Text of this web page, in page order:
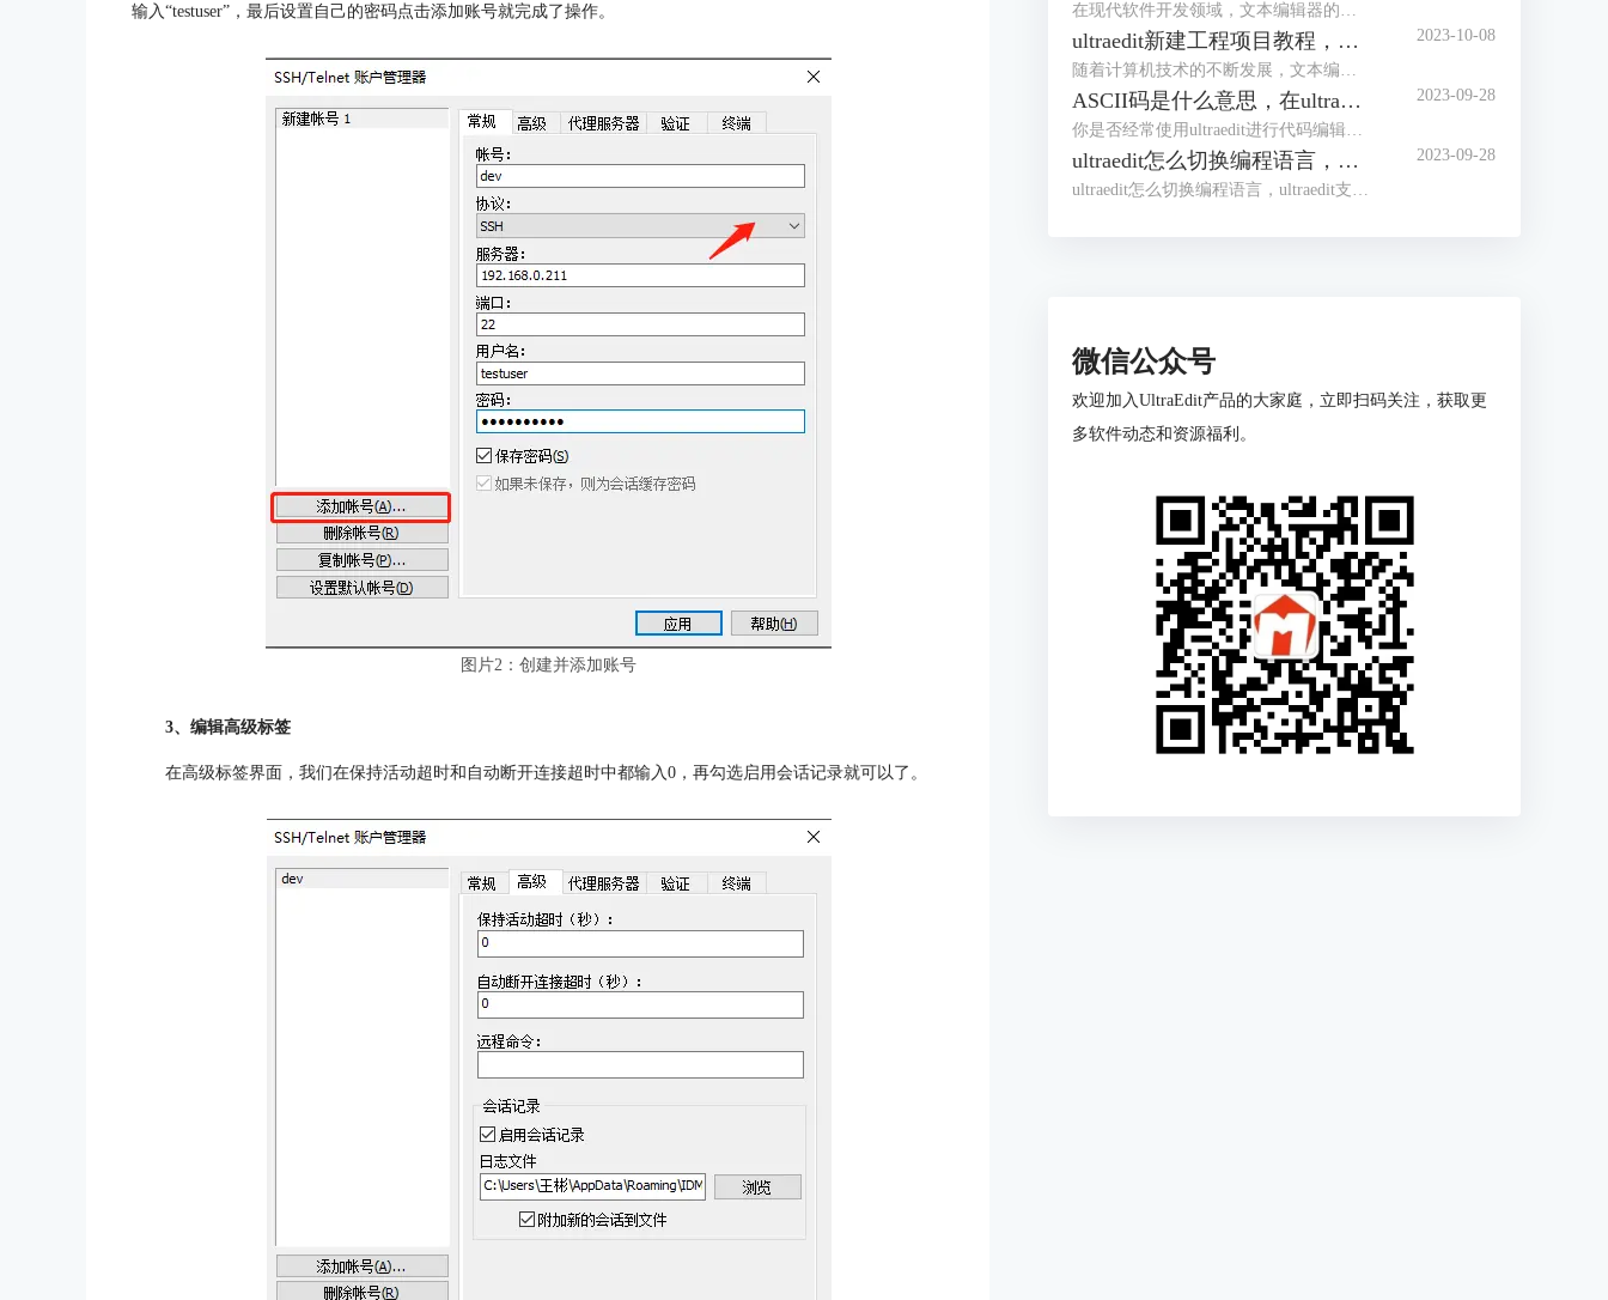
输入“testuser”，最后设置自己的密码点击添加账号就完成了操作。
图片2：创建并添加账号
3、编辑高级标签
在高级标签界面，我们在保持活动超时和自动断开连接超时中都输入0，再勾选启用会话记录就可以了。
在现代软件开发领域，文本编辑器的选择对于程序员来说至关重要。UltraEdit（UE）作为一款功能强大的文本编辑器，提供了丰富的功能，其中包括语法高亮。本文将深入研究如何在UltraEdit中实现Perl关键词的高亮显示，以及如何设置Python语法高亮。此外，我们还将探讨语法高亮对开发人员的好处。让我们一起来学习这些有关UltraEdit的技巧和优势。
ultraedit新建工程项目教程，UE怎么管理工程项目文件
随着计算机技术的不断发展，文本编辑器成为程序员和开发人员的得力助手。而UltraEdit（UE）作为其中的佼佼者，为用户提供了丰富的功能和强大的工程项目管理能力。本文将深入探讨如何在UltraEdit中新建工程项目，以及UE如何高效管理工程项目文件。让我们一起来学习，为你的项目管理提供更多便捷和效率。
2023-10-08
ASCII码是什么意思，在ultraedit如何找到ASCII码
你是否经常使用ultraedit进行代码编辑？或者你是否对“ASCII码是什么意思，在ultraedit如何找到ASCII码”这个问题产生过疑惑？本文将一一解答你的疑问，教你如何更高效地在ultraedit和UE编辑器中使用ASCII码。
2023-09-28
ultraedit怎么切换编程语言，ultraedit支持哪些编程语言
ultraedit怎么切换编程语言，ultraedit支持哪些编程语言——这不仅是新手经常提出的问题，也是许多编程老鸟都关心的话题。在本篇文章中，我们将一探究竟。
2023-09-28
微信公众号
欢迎加入UltraEdit产品的大家庭，立即扫码关注，获取更
多软件动态和资源福利。